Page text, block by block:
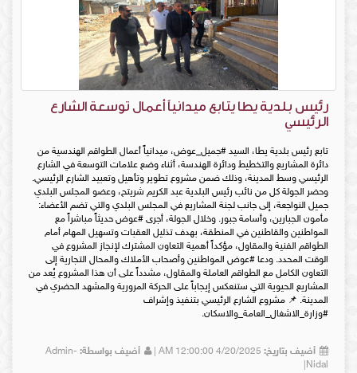
رئيس بلدية يطا يتابع ميدانياً أعمال توسعة الشارع
الرئيسي
تابع رئيس بلدية يطا، السيد #جميل_عوض، ميدانياً أعمال الطواقم الهندسية من
دائرة المشاريع والتخطيط ودائرة الهندسة، أثناء وضع علامات التوسعة في الشارع
الرئيسي وسط المدينة، وذلك ضمن مشروع تطوير وتأهيل وتعبيد الشارع الرئيسي.
وحضر الجولة كل من نائب رئيس البلدية عبد الكريم شريتح، وعضو المجلس البلدي
جميل النواجعة، إلى جانب لجنة المشاريع في المجلس البلدي والتي تضم الأعضاء:
مأمون الجبارين، وأسامة جبور. وخلال الجولة، أجرى #عوض حديثاً مباشراً مع
المواطنين والقاطنين في المنطقة، بهدف تذليل العقبات وتسهيل المهام أمام
الطواقم الفنية والمقاول، مؤكداً أهمية التعاون المشترك لإنجاز المشروع في
الوقت المحدد. ودعا #عوض المواطنين وأصحاب الأملاك والمحال التجارية إلى
التعاون الكامل مع الطواقم العاملة والمقاول، مشدداً على أن هذا المشروع يُعد من
المشاريع الحيوية التي ستنعكس إيجاباً على الحركة المرورية والمشهد الحضري في
المدينة. 📌 مشروع الشارع الرئيسي بتنفيذ وإشراف
#وزارة_الاشغال_العامة_والاسكان.
أضيف بتاريخ: أضيف بواسطة: Admin-
Nidal|